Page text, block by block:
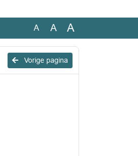
A A A
Vorige pagina